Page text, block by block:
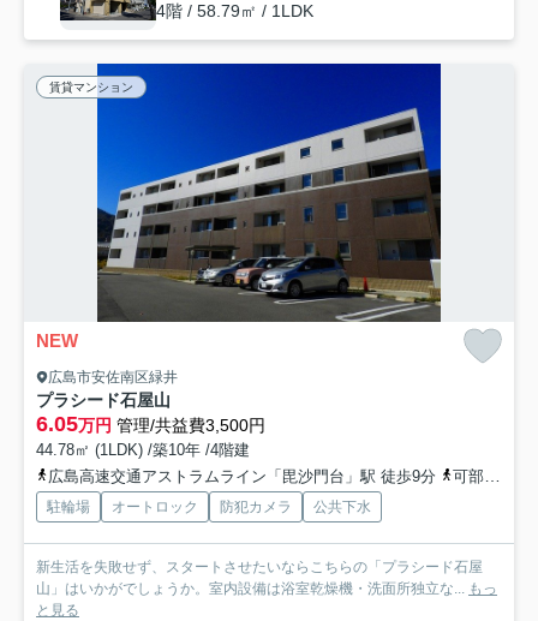
4階 / 58.79㎡ / 1LDK
賃貸マンション
NEW
広島市安佐南区緑井
プラシード石屋山
6.05万円 管理/共益費3,500円
44.78㎡ (1LDK) /築10年 /4階建
広島高速交通アストラムライン「毘沙門台」駅 徒歩9分
可部線「緑井」駅 徒歩9分
駐輪場 オートロック 防犯カメラ 公共下水
新生活を失敗せず、スタートさせたいならこちらの「プラシード石屋
山」はいかがでしょうか。室内設備は浴室乾燥機・洗面所独立な... もっ
と見る